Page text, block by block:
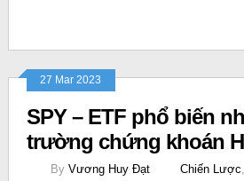
27 Mar 2023
SPY – ETF phổ biến
trường chứng khoán
By Vương Huy Đạt Chiến Lược